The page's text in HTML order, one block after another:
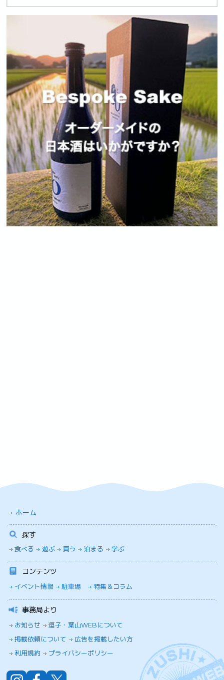
ホーム
探す
食べる 遊ぶ 買う 泊まる 学ぶ
コンテンツ
イベント情報 駐車場 特集＆コラム
事務局より
お知らせ
逗子・葉山WEBについて
掲載依頼について
広告を掲載したい方
利用規約
プライバシーポリシー